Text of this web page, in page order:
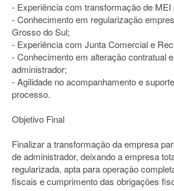
- Experiência com transformação de MEI
- Conhecimento em regularização
Grosso do Sul;
- Experiência com Junta Comercial e
- Conhecimento em alteração contratual
administrador;
- Agilidade no acompanhamento e
processo.
Objetivo Final
Finalizar a transformação da empresa
de administrador, deixando a empresa
regularizada, apta para operação
fiscais e cumprimento das obrigações